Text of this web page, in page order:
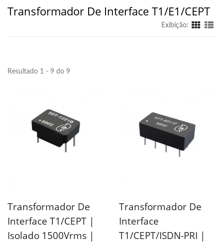
Transformador De Interface T1/E1/CEPT
Exibição:
Resultado 1 - 9 do 9
Transformador De
Interface T1/CEPT |
Isolado 1500Vrms |
Transformador De
Interface
T1/CEPT/ISDN-PRI |